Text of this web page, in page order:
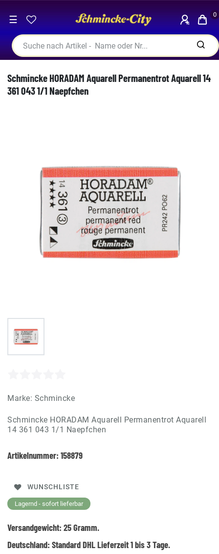
☰ 0
Schmincke HORADAM Aquarell Permanentrot Aquarell 14
361 043 1/1 Naepfchen
Marke: Schmincke
Schmincke HORADAM Aquarell Permanentrot Aquarell
14 361 043 1/1 Naepfchen
Artikelnummer: 158879
WUNSCHLISTE
Lagernd - sofort lieferbar
Versandgewicht: 25Gramm.
Deutschland: Standard DHL Lieferzeit 1 bis 3 Tage.